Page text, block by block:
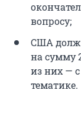
вопросу;
США
на сумму
из них —
тематике.